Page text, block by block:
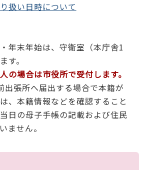
扱い日時について
年末年始は、守衛室（本庁舎1
す。
の場合は市役所で受付します。
出張所へ届出する場合で本籍が
、本籍情報などを確認すること
日の母子手帳の記載および住民
ません。